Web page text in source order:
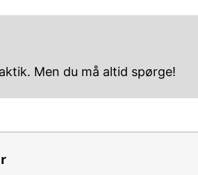
Men du må altid spørge!